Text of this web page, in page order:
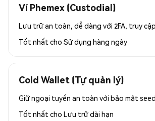
Ví Phemex (Custodial)
Lưu trữ an toàn, dễ dàng với 2FA, truy
Tốt nhất cho Sử dụng hàng ngày
Cold Wallet (Tự quản lý)
Giữ ngoại tuyến an toàn với bảo mật
Tốt nhất cho Lưu trữ dài hạn